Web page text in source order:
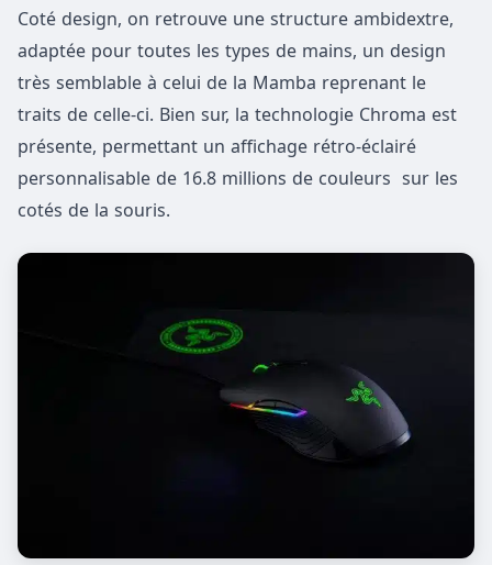
Coté design, on retrouve une structure ambidextre,
adaptée pour toutes les types de mains, un design
très semblable à celui de la Mamba reprenant le
traits de celle-ci. Bien sur, la technologie Chroma est
présente, permettant un affichage rétro-éclairé
personnalisable de 16.8 millions de couleurs sur les
cotés de la souris.